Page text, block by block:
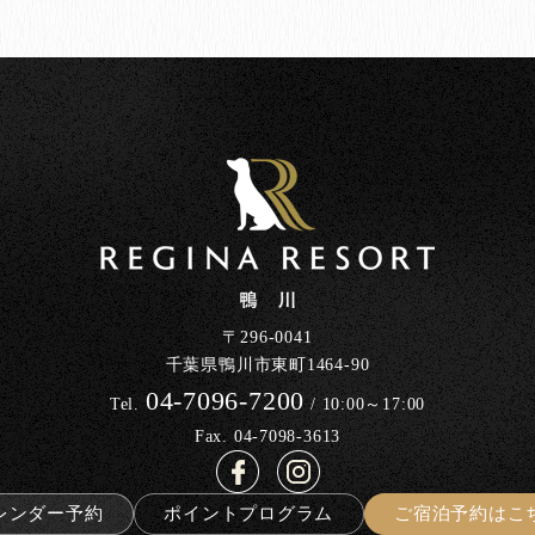
〒296-0041
千葉県鴨川市東町1464-90
Tel.04-7096-7200/ 10:00～17:00
Fax. 04-7098-3613
ンダー予約 ポイントプログラム ご宿泊予約はこ